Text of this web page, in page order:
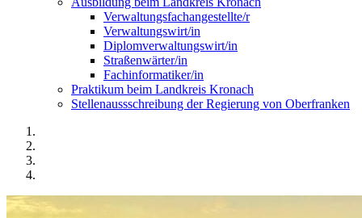
Verwaltungsfachangestellte/r
Verwaltungswirt/in
Diplomverwaltungswirt/in
Straßenwärter/in
Fachinformatiker/in
Praktikum beim Landkreis Kronach
Stellenaussschreibung der Regierung von Oberfranken